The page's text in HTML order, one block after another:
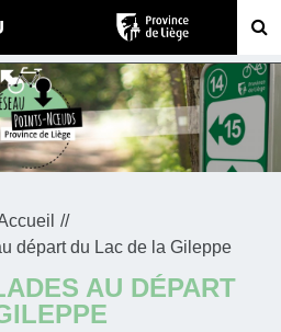
départ du Lac de la Gileppe
AU DÉPART